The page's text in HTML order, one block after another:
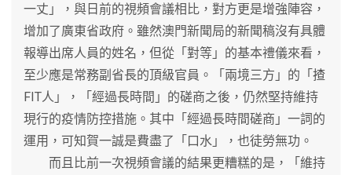
一丈」，與日前的視頻會議相比，對方更是增強陣容，
增加了廣東省政府。雖然澳門新聞局的新聞稿沒有具體
報導出席人員的姓名，但從「對等」的基本禮儀來看，
至少應是常務副省長的頂級官員。「兩境三方」的「揸
FIT人」，「經過長時間」的磋商之後，仍然堅持維持
現行的疫情防控措施。其中「經過長時間磋商」一詞的
運用，可知賀一誠是費盡了「口水」，也徒勞無功。
而且比前一次視頻會議的結果更糟糕的是，「維持